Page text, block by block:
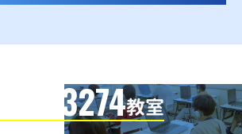
3274教室